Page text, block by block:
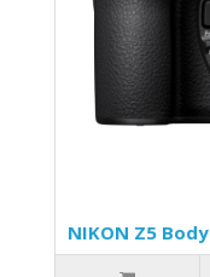
NIKON Z5 Body